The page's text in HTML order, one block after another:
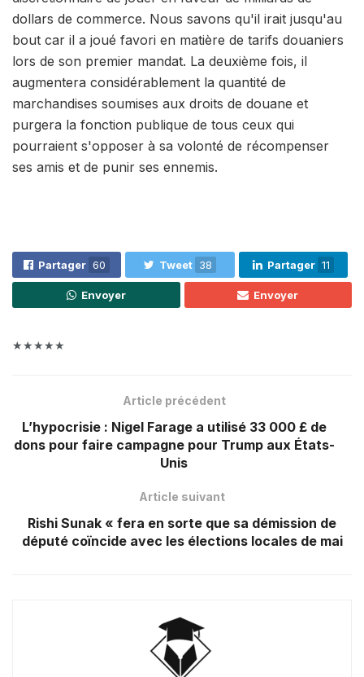
dollars de commerce. Nous savons qu'il irait jusqu'au
bout car il a joué favori en matière de tarifs douaniers
lors de son premier mandat. La deuxième fois, il
augmentera considérablement la quantité de
marchandises soumises aux droits de douane et
purgera la fonction publique de tous ceux qui
pourraient s'opposer à sa volonté de récompenser
ses amis et de punir ses ennemis.
Partager 60 Tweet 38 Partager 11
Envoyer Envoyer
★★★★★
Article précédent
L’hypocrisie : Nigel Farage a utilisé 33 000 £ de
dons pour faire campagne pour Trump aux États-
Unis
Article suivant
Rishi Sunak « fera en sorte que sa démission de
député coïncide avec les élections locales de mai